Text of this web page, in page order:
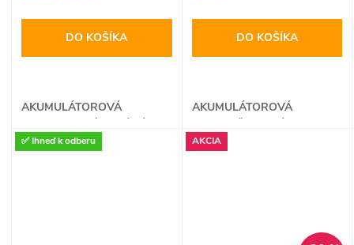
DO KOŠÍKA
AKUMULÁTOROVÁ
DO KOŠÍKA
AKUMULÁTOROVÁ
✅ Ihneď k odberu AKCIA